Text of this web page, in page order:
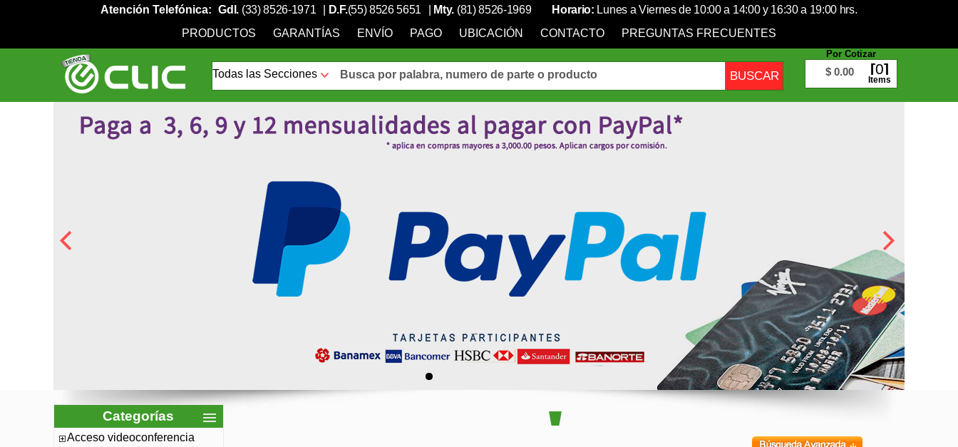
Atención Telefónica: Gdl. (33) 8526-1971 D.F.(55) 8526 5651 Mty. (81) 8526-1969 Horario: Lunes a Viernes de 10:00 a 14:00 y 16:30 a 19:00 hrs.
PRODUCTOS
GARANTÍAS ENVÍO PAGO UBICACIÓN CONTACTO PREGUNTAS FRECUENTES
Por Cotizar
$ 0.00 0
Items
Categorías
Acceso videoconferencia